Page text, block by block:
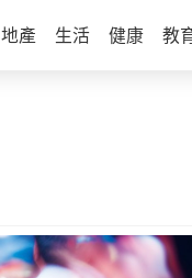
地產 生活 健康 教